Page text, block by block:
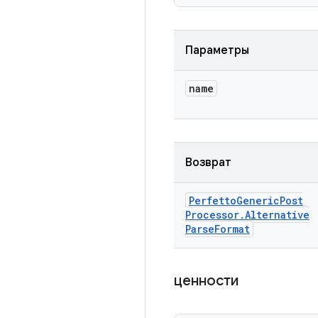
Параметры
name
Возврат
PerfettoGenericPost
Processor.Alternative
ParseFormat
ценности